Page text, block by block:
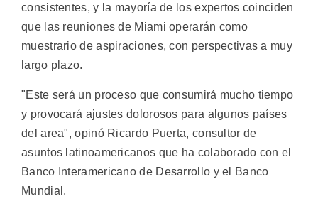
consistentes, y la mayoría de los expertos coinciden
que las reuniones de Miami operarán como
muestrario de aspiraciones, con perspectivas a muy
largo plazo.
"Este será un proceso que consumirá mucho tiempo
y provocará ajustes dolorosos para algunos países
del area", opinó Ricardo Puerta, consultor de
asuntos latinoamericanos que ha colaborado con el
Banco Interamericano de Desarrollo y el Banco
Mundial.